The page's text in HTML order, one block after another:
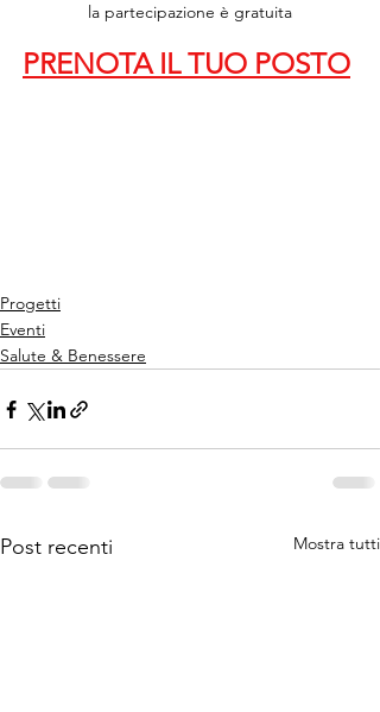
la partecipazione è gratuita
PRENOTA IL TUO POSTO
Progetti
Eventi
Salute & Benessere
Post recenti Mostra tutti